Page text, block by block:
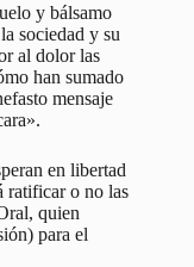
y bálsamo
sociedad y su
al dolor las
han sumado
mensaje
en libertad
ratificar o no las
quien
para el